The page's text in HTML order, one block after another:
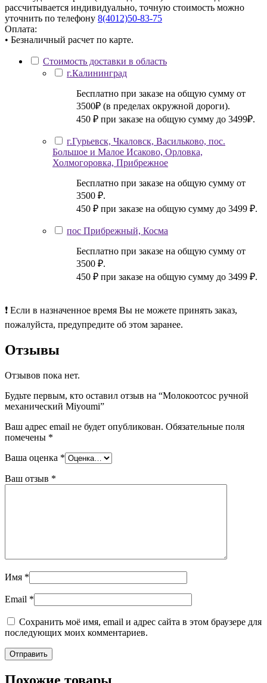
рассчитывается индивидуально, точную стоимость можно
уточнить по телефону 8(4012)50-83-75
Оплата:
• Безналичный расчет по карте.
Стоимость доставки в область
г.Калининград
Бесплатно при заказе на общую сумму от
3500₽ (в пределах окружной дороги).
450 ₽ при заказе на общую сумму до 3499₽.
г.Гурьевск, Чкаловск, Васильково, пос.
Большое и Малое Исаково, Орловка,
Холмогоровка, Прибрежное
Бесплатно при заказе на общую сумму от
3500 ₽.
450 ₽ при заказе на общую сумму до 3499 ₽.
пос Прибрежный, Косма
Бесплатно при заказе на общую сумму от
3500 ₽.
450 ₽ при заказе на общую сумму до 3499 ₽.
❗ Если в назначенное время Вы не можете принять заказ,
пожалуйста, предупредите об этом заранее.
Отзывы
Отзывов пока нет.
Будьте первым, кто оставил отзыв на “Молокоотсос ручной
механический Miyoumi”
Ваш адрес email не будет опубликован. Обязательные поля
помечены *
Ваша оценка *
Ваш отзыв *
Имя *
Email *
Сохранить моё имя, email и адрес сайта в этом браузере для
последующих моих комментариев.
Похожие товары